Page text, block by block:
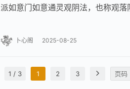
派如意门如意通灵观阴法，也称观
卜心阁 2025-08-25
1 / 3 1 2 3